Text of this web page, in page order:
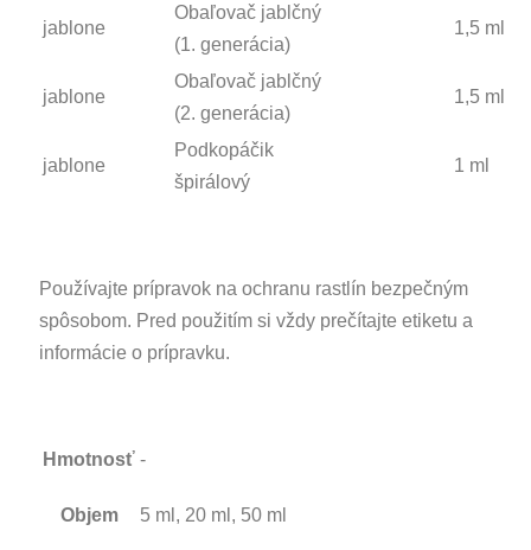
jablone
Obaľovač jablčný
(1. generácia)
1,5 ml
jablone
Obaľovač jablčný
(2. generácia)
1,5 ml
jablone
Podkopáčik
špirálový
1 ml
Používajte prípravok na ochranu rastlín bezpečným
spôsobom. Pred použitím si vždy prečítajte etiketu a
informácie o prípravku.
Hmotnosť -
Objem 5 ml, 20 ml, 50 ml